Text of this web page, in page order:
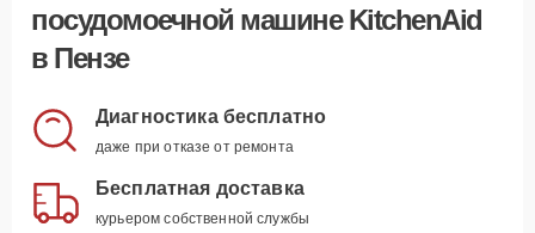
посудомоечной машине KitchenAid
в Пензе
Диагностика бесплатно
даже при отказе от ремонта
Бесплатная доставка
курьером собственной службы